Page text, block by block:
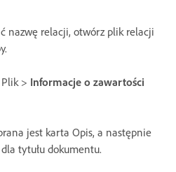
nazwę relacji, otwórz plik relacji
> Informacje o zawartości
jest karta Opis, a następnie
tytułu dokumentu.